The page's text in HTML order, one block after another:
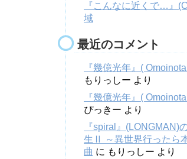
『こんなに近くで…』
域
最近のコメント
『幾億光年』(
もりっしー より
『幾億光年』(
ぴっきー より
『spiral』(LONGMAN)
生Ⅱ ～異世界行ったら
曲 に もりっしー より